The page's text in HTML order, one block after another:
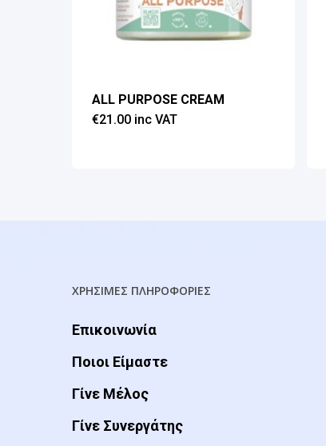
ALL PURPOSE CREAM
€21.00 inc VAT
ΧΡΗΣΙΜΕΣ ΠΛΗΡΟΦΟΡΙΕΣ
Επικοινωνία
Ποιοι Είμαστε
Γίνε Μέλος
Γίνε Συνεργάτης